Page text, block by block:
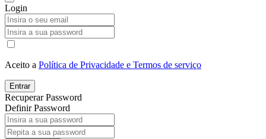
Login
Aceito a Política de Privacidade e Termos de serviço
Entrar
Recuperar Password
Definir Password